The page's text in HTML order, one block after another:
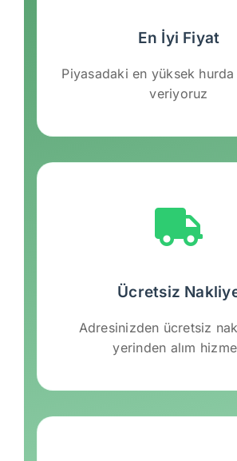
En İyi Fiyat
Piyasadaki en yüksek hurda
veriyoruz
Ücretsiz
Adresinizden ücretsiz
yerinden alım